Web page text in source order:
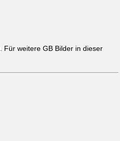
. Für weitere GB Bilder in dieser